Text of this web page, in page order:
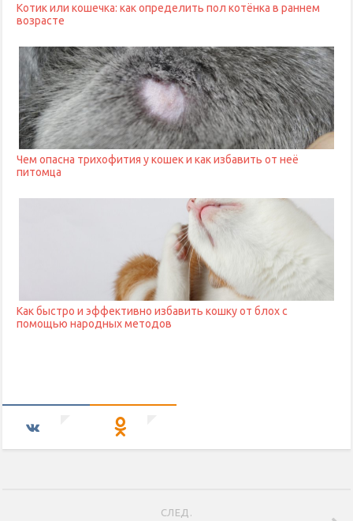
Котик или кошечка: как определить пол котёнка в раннем
возрасте
Чем опасна трихофития у кошек и как избавить от неё
питомца
Как быстро и эффективно избавить кошку от блох с
помощью народных методов
СЛЕД.